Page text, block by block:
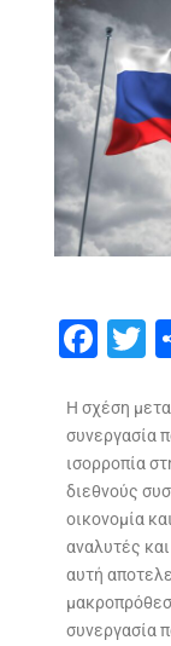
F
e
b
o
o
k
T
Η σχέση
συνεργασία
ισορροπία
διεθνούς
οικονομία
αναλυτές
αυτή
συνεργασία